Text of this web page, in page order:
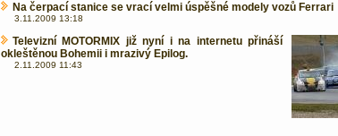
Na čerpací stanice se vrací velmi úspěšné modely vozů Ferrari
3.11.2009 13:18
Televizní MOTORMIX již nyní i na internetu přináší
okleštěnou Bohemii i mrazivý Epilog.
2.11.2009 11:43